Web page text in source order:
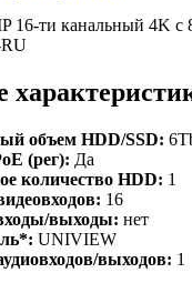
16-ти канальный 4K с
объем HDD/SSD:
(рег): Да
количество HDD: 1
16
выходы: нет
UNIVIEW
выходов: 1